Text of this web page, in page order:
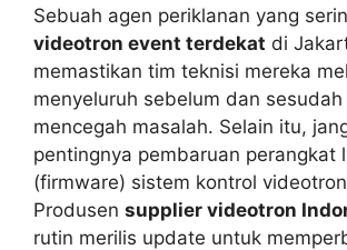
Sebuah agen periklanan yang
videotron event terdekat di
memastikan tim teknisi mereka
menyeluruh sebelum dan
mencegah masalah. Selain itu,
pentingnya pembaruan perangkat
(firmware) sistem kontrol
Produsen supplier videotron
rutin merilis update untuk